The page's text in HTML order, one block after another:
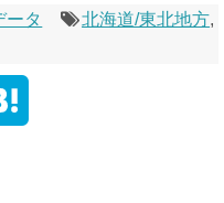
ータ 北海道/東北地方,